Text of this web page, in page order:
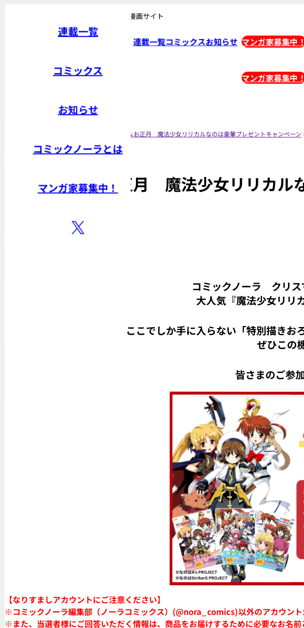
おもしろさ無限大。Gakken発エンタメ漫画サイト
連載一覧コミックス マンガ家募集中
連載一覧
コミックス
お知らせ
コミックノーラとは
マンガ家募集中！
連載一覧コミックスお知らせ マンガ家募集中
クリスマス＆お正月 魔法少女リリカルなのは豪華プレゼントキャンペーン
クリスマス＆お正月 魔法少女リリカル
コミックノーラ クリス
大人気『魔法少女リリ
ここでしか手に入らない「特別描きお
ぜひこの
皆さまのご参
【なりすましアカウントにご注意ください】
※コミックノーラ編集部（ノーラコミックス）(@nora_comics)以外のアカウン
※また、当選者様にご回答いただく情報は、商品をお届けするために必要なお名